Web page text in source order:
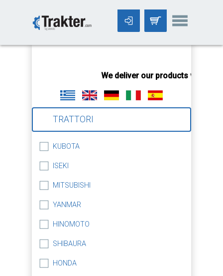
We deliver our products
TRATTORI
KUBOTA
ISEKI
MITSUBISHI
YANMAR
HINOMOTO
SHIBAURA
HONDA